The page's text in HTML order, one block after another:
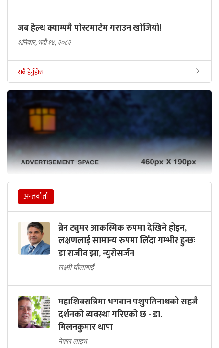
जब हेल्थ क्याम्पमै पोस्टमार्टम गराउन खोजियो!
शनिबार, भदौ १४, २०८२
सबै हेर्नुहोस
अन्तर्वार्ता
ब्रेन ट्युमर आकस्मिक रुपमा देखिने होइन,
लक्षणलाई सामान्य रुपमा लिँदा गम्भीर हुन्छः
डा राजीव झा, न्युरोसर्जन
लक्ष्मी चौलागाईं
महाशिवरात्रिमा भगवान पशुपतिनाथको सहजै
दर्शनको व्यवस्था गरिएको छ - डा.
मिलनकुमार थापा
नेपाल लाइभ